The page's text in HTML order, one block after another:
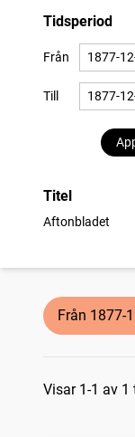
Tidsperiod
Från
Till
Titel
Aftonbladet
träffar
Från 1877-
Visar 1-1 av